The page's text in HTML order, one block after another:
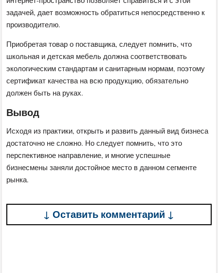
задачей, дает возможность обратиться непосредственно к
производителю.
Приобретая товар о поставщика, следует помнить, что
школьная и детская мебель должна соответствовать
экологическим стандартам и санитарным нормам, поэтому
сертификат качества на всю продукцию, обязательно
должен быть на руках.
Вывод
Исходя из практики, открыть и развить данный вид бизнеса
достаточно не сложно. Но следует помнить, что это
перспективное направление, и многие успешные
бизнесмены заняли достойное место в данном сегменте
рынка.
↓ Оставить комментарий ↓